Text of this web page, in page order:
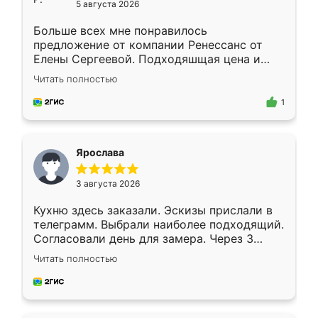
5 августа 2026
Больше всех мне понравилось
предложение от компании Ренессанс от
Елены Сергеевой. Подходяшщая цена и
короткие сроки изготовления. Приехавший
для замера сотрудник Владислав
предложил по моему эскизу самый
Читать полностью
1
Ярослава
3 августа 2026
Кухню здесь заказали. Эскизы прислали в
телеграмм. Выбрали наиболее подходящий.
Согласовали день для замера. Через 3
недели кухня была уже готова. Остались
довольны работой. Спасибо Ренессанс
мебель за качественную работу!
Читать полностью